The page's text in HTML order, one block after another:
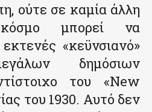
ούτε σε καμία άλλη
μπορεί να
«κεϋνσιανό»
δημόσιων
του «New
του 1930. Αυτό δεν